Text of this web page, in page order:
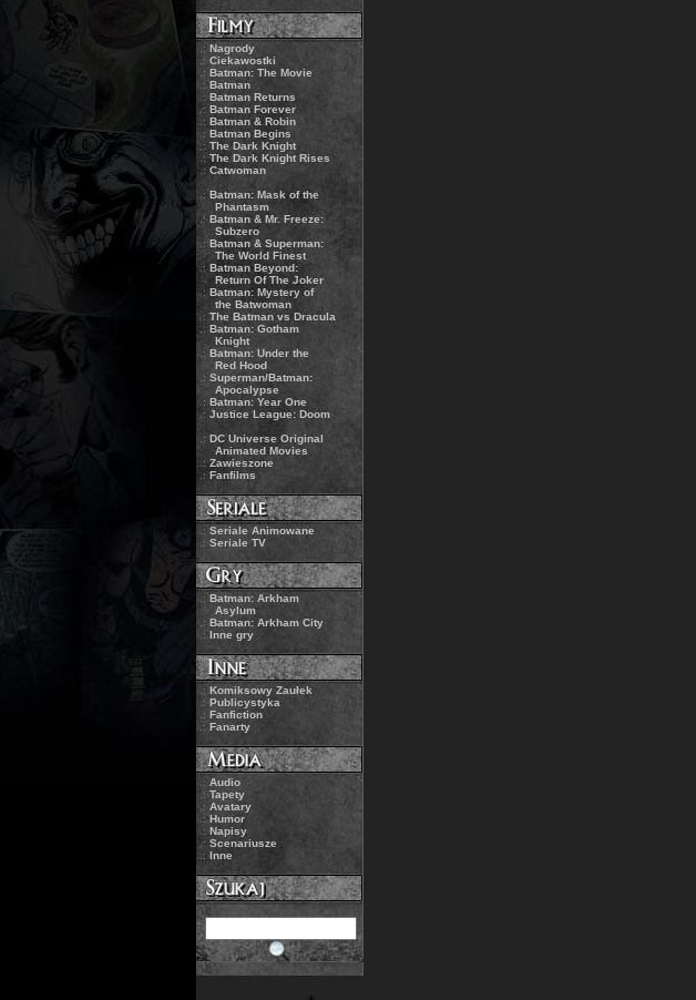
.: Nagrody
.: Ciekawostki
.: Batman: The Movie
.:Batman
.: Batman Returns
.: Batman Forever
.: Batman & Robin
.: Batman Begins
.: The Dark Knight
.: The Dark Knight Rises
.: Catwoman
.:Batman: Mask of the
Phantasm
.: Batman & Mr. Freeze:
Subzero
.: Batman & Superman:
The World Finest
.: Batman Beyond:
Return Of The Joker
.: Batman: Mystery of
the Batwoman
.: The Batman vs Dracula
.: Batman: Gotham
Knight
.: Batman: Under the
Red Hood
.: Superman/Batman:
Apocalypse
.: Batman: Year One
.: Justice League: Doom
.: DC Universe Original
Animated Movies
.: Zawieszone
.: Fanfilms
.: Seriale Animowane
.: Seriale TV
.: Batman: Arkham
Asylum
.: Batman: Arkham City
.:Inne gry
.: Komiksowy Zaułek
.: Publicystyka
.: Fanfiction
.:Fanarty
.: Audio
.: Tapety
.: Avatary
.:Humor
.: Napisy
.: Scenariusze
.: Inne